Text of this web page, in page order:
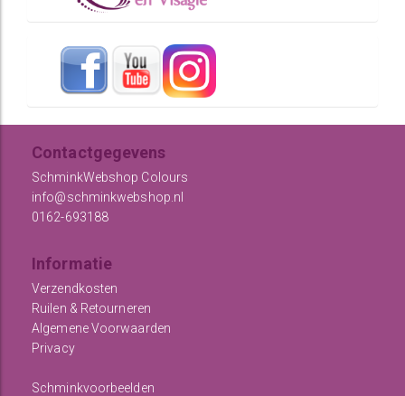
Contactgegevens
SchminkWebshop Colours
info@schminkwebshop.nl
0162-693188
Informatie
Verzendkosten
Ruilen & Retourneren
Algemene Voorwaarden
Privacy
Schminkvoorbeelden